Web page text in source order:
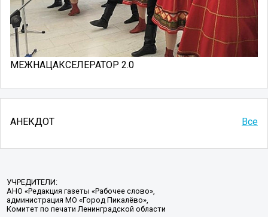
МЕЖНАЦАКСЕЛЕРАТОР 2.0
АНЕКДОТ Все
УЧРЕДИТЕЛИ:
АНО «Редакция газеты «Рабочее слово»,
администрация МО «Город Пикалёво»,
Комитет по печати Ленинградской области